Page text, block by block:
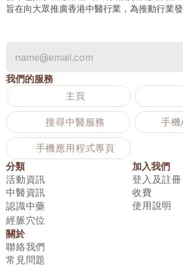
旨在向大眾推廣香港中醫行業，為推動行業發
我們的服務
主頁
搜尋中醫服務 手
手機應用程式專頁
分類
活動資訊
中醫資訊
認識中藥
經脈穴位
加入我們
登入及註冊
收費
使用說明
關於
聯絡我們
常見問題